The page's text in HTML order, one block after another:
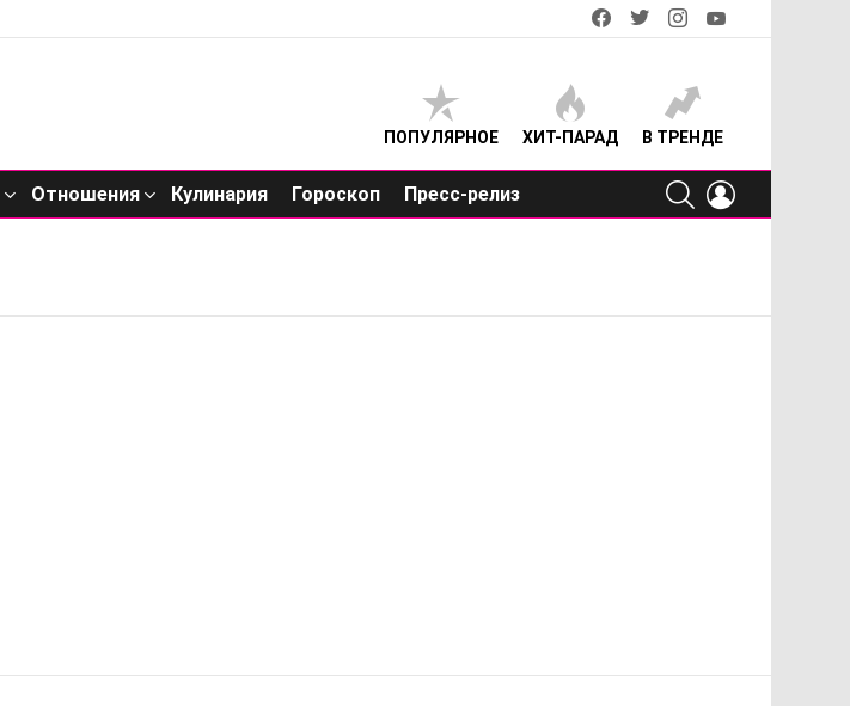
facebooktwitterinstagram
ПОПУЛЯРНОЕ ХИТ-ПАРАД В ТРЕНДЕ
Отношения Кулинария Гороскоп Пресс-релиз
SEARCH